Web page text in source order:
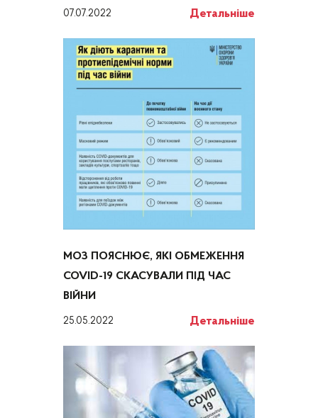
07.07.2022 Детальніше
МОЗ ПОЯСНЮЄ, ЯКІ ОБМЕЖЕННЯ
COVID-19 СКАСУВАЛИ ПІД ЧАС
ВІЙНИ
25.05.2022 Детальніше